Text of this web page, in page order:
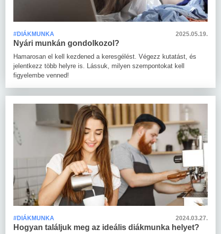
#DIÁKMUNKA 2025.05.19.
Nyári munkán gondolkozol?
Hamarosan el kell kezdened a keresgélést. Végezz kutatást, és
jelentkezz több helyre is. Lássuk, milyen szempontokat kell
figyelembe venned!
#DIÁKMUNKA 2024.03.27.
Hogyan találjuk meg az ideális diákmunka helyet?